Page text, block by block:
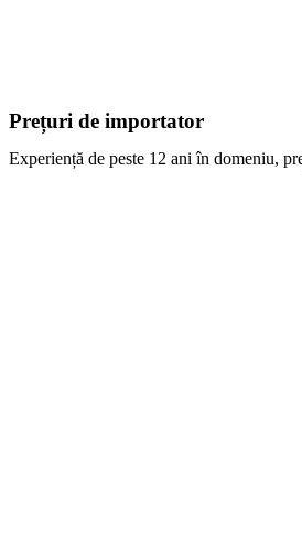
Prețuri de importator
Experiență de peste 12 ani în domeniu,